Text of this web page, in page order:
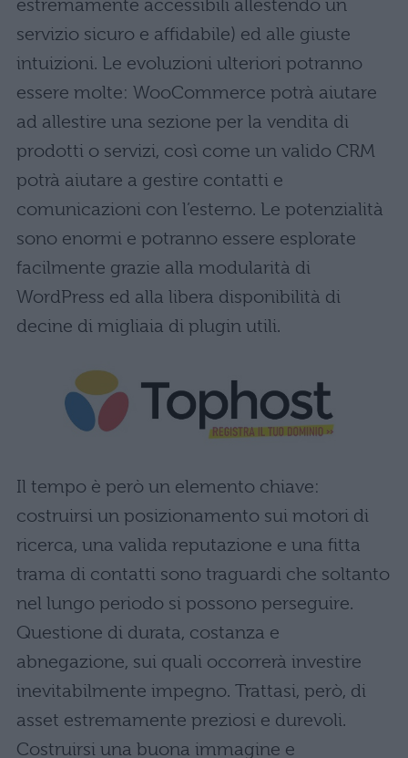
estremamente accessibili allestendo un
servizio sicuro e affidabile) ed alle giuste
intuizioni. Le evoluzioni ulteriori potranno
essere molte: WooCommerce potrà aiutare
ad allestire una sezione per la vendita di
prodotti o servizi, così come un valido CRM
potrà aiutare a gestire contatti e
comunicazioni con l’esterno. Le potenzialità
sono enormi e potranno essere esplorate
facilmente grazie alla modularità di
WordPress ed alla libera disponibilità di
decine di migliaia di plugin utili.
Il tempo è però un elemento chiave:
costruirsi un posizionamento sui motori di
ricerca, una valida reputazione e una fitta
trama di contatti sono traguardi che soltanto
nel lungo periodo si possono perseguire.
Questione di durata, costanza e
abnegazione, sui quali occorrerà investire
inevitabilmente impegno. Trattasi, però, di
asset estremamente preziosi e durevoli.
Costruirsi una buona immagine e